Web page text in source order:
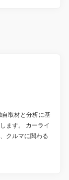
取材と分析に基
ます。 カーライ
クルマに関わる